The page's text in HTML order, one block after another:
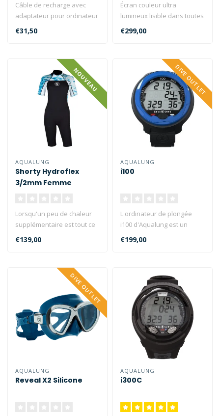
Câble de recharge avec
adaptateur pour ordinateur
de plongée Aqualung
i330R...
€31,50
Écran couleur ultra
lumineux lisible dans toutes
les conditions, même en
plein..
€299,00
NOUVEAU
AQUALUNG
Shorty Hydroflex
3/2mm Femme
Lorsqu'un peu de chaleur
supplémentaire est tout ce
dont vous avez besoin,
€139,00
DIVE OUTLET
AQUALUNG
i100
L'ordinateur de plongée
i100 d'Aqualung est un
parfait ordinateur de
plongée p..
€199,00
DIVE OUTLET
AQUALUNG
Reveal X2 Silicone
AQUALUNG
i300C